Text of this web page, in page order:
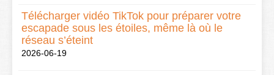
Télécharger vidéo TikTok pour préparer votre
escapade sous les étoiles, même là où le
réseau s’éteint
2026-06-19